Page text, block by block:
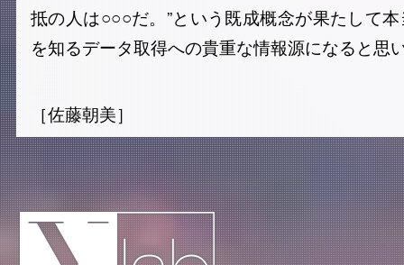
抵の人は○○○だ。”という既成概念が果たして
を知るデータ取得への貴重な情報源になると思
［佐藤朝美］